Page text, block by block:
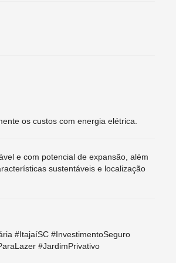
os custos com energia elétrica.
e com potencial de expansão, além
sustentáveis e localização
#ItajaíSC #InvestimentoSeguro
#JardimPrivativo